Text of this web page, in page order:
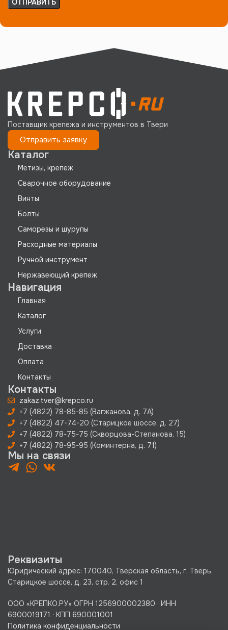
Поставщик крепежа и инструментов в Твери
Отправить заявку
Каталог
Метизы, крепеж
Сварочное оборудование
Винты
Болты
Саморезы и шурупы
Расходные материалы
Ручной инструмент
Нержавеющий крепеж
Навигация
Главная
Каталог
Услуги
Доставка
Оплата
Контакты
Контакты
zakaz.tver@krepco.ru
+7 (4822) 78-85-85 (Вагжанова, д. 7А)
+7 (4822) 47-74-20 (Старицкое шоссе, д. 27)
+7 (4822) 78-75-75 (Скворцова-Степанова, 15)
+7 (4822) 78-95-95 (Коминтерна, д. 71)
Мы на связи
Реквизиты
Юридический адрес: 170040, Тверская область, г. Тверь,
Старицкое шоссе, д. 23, стр. 2, офис 1
ООО «КРЕПКО.РУ» ОГРН 1256900002380 · ИНН
6900019171 · КПП 690001001
Политика конфиденциальности